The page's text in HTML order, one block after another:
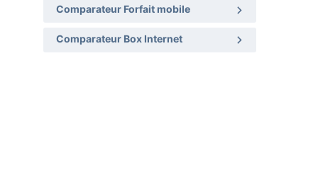
Comparateur Forfait mobile
Comparateur Box Internet